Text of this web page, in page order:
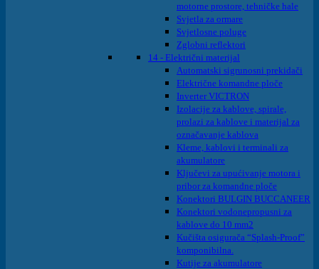
motorne prostore, tehničke hale
Svjetla za ormare
Svjetlosne poluge
Zglobni reflektori
14 - Električni materijal
Automatski sigrunosni prekidači
Električne komandne ploče
Inverter VICTRON
Izolacije za kablove, spirale,
prolazi za kablove i materijal za
označavanje kablova
Kleme, kablovi i terminali za
akumulatore
Ključevi za upućivanje motora i
pribor za komandne ploče
Konektori BULGIN BUCCANEER
Konektori vodonepropusni za
kablove do 10 mm2
Kučišta osigurača “Splash-Proof”
komponibilna.
Kutije za akumulatore